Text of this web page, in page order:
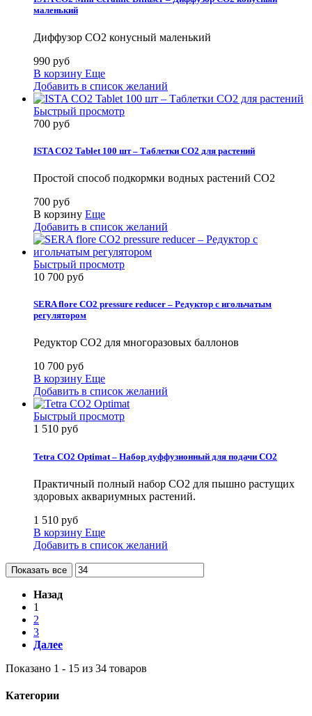
маленький
Диффузор СO2 конусный маленький
990 руб
В корзину Еще
Добавить в список желаний
Быстрый просмотр
700 руб
ISTA CO2 Tablet 100 шт – Таблетки CO2 для растений
Простой способ подкормки водных растений СО2
700 руб
В корзину Еще
Добавить в список желаний
Быстрый просмотр
10 700 руб
SERA flore CO2 pressure reducer – Редуктор с игольчатым
регулятором
Редуктор CO2 для многоразовых баллонов
10 700 руб
В корзину Еще
Добавить в список желаний
Быстрый просмотр
1 510 руб
Tetra CO2 Optimat – Набор дуффузионный для подачи CO2
Практичный полный набор CO2 для пышно растущих
здоровых аквариумных растений.
1 510 руб
В корзину Еще
Добавить в список желаний
Показать все
Назад
1
2
3
Далее
Показано 1 - 15 из 34 товаров
Категории